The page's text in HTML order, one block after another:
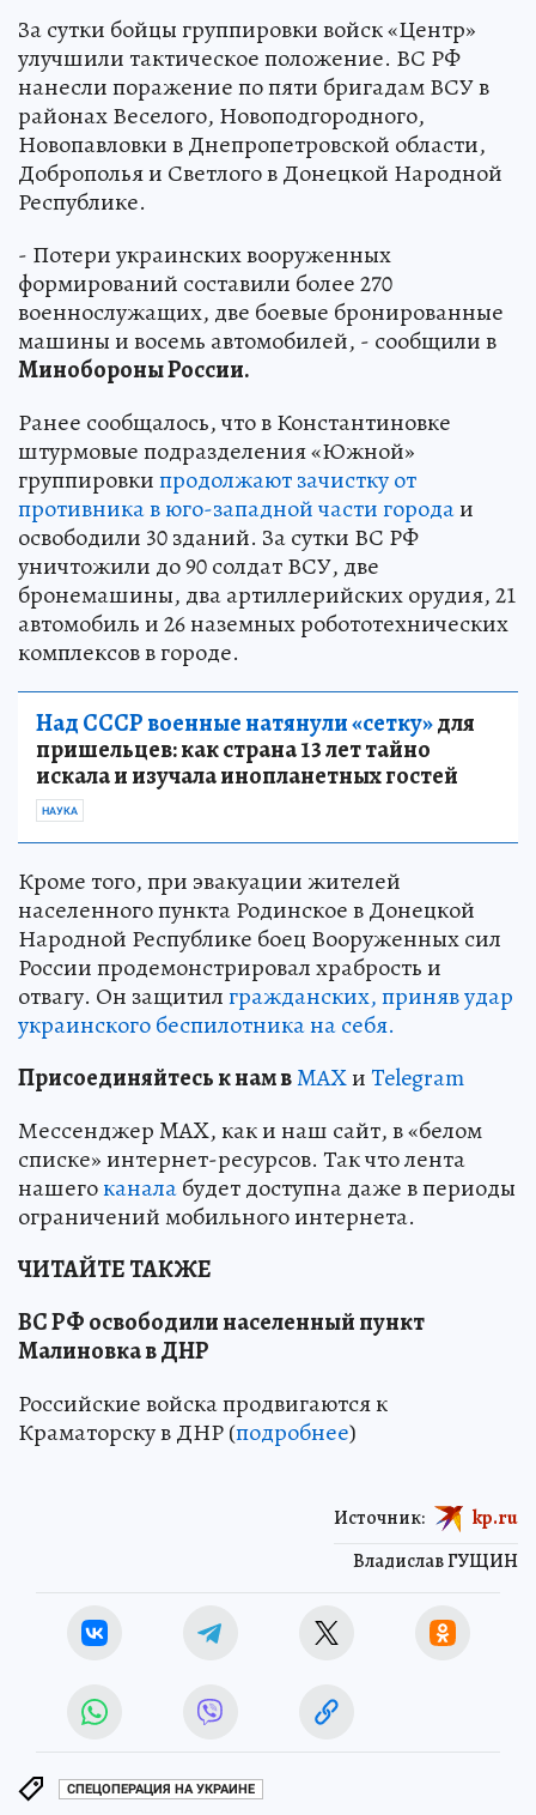
За сутки бойцы группировки войск «Центр»
улучшили тактическое положение. ВС РФ
нанесли поражение по пяти бригадам ВСУ в
районах Веселого, Новоподгородного,
Новопавловки в Днепропетровской области,
Доброполья и Светлого в Донецкой Народной
Республике.
- Потери украинских вооруженных
формирований составили более 270
военнослужащих, две боевые бронированные
машины и восемь автомобилей, - сообщили в
Минобороны России.
Ранее сообщалось, что в Константиновке
штурмовые подразделения «Южной»
группировкипродолжают зачистку от
противника в юго-западной части городаи
освободили 30 зданий. За сутки ВС РФ
уничтожили до 90 солдат ВСУ, две
бронемашины, два артиллерийских орудия, 21
автомобиль и 26 наземных робототехнических
комплексов в городе.
Над СССР военные натянули «сетку»для
пришельцев: как страна 13 лет тайно
искала и изучала инопланетных гостей
НАУКА
Кроме того, при эвакуации жителей
населенного пункта Родинское в Донецкой
Народной Республике боец Вооруженных сил
России продемонстрировал храбрость и
отвагу. Он защитилгражданских, приняв удар
украинского беспилотника на себя.
Присоединяйтесь к нам вMAXиTelegram
Мессенджер MAX, как и наш сайт, в «белом
списке» интернет-ресурсов. Так что лента
нашегоканалабудет доступна даже в периоды
ограничений мобильного интернета.
ЧИТАЙТЕ ТАКЖЕ
ВС РФ освободили населенный пункт
Малиновка в ДНР
Российские войска продвигаются к
Краматорску в ДНР (подробнее)
Владислав ГУЩИН
Источник: kp.ru
СПЕЦОПЕРАЦИЯ НА УКРАИНЕ